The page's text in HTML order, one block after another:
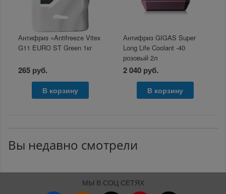
Антифриз «Antifreeze Vitex
G11 EURO ST Green 1кг
265 руб.
В корзину
Антифриз GIGAS Super
Long Life Coolant -40
розовый 2л
2 040 руб.
В корзину
Вы недавно смотрели
МЫ В СОЦ СЕТЯХ